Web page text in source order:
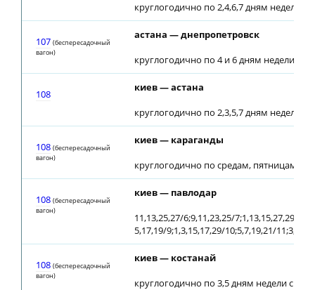
круглогодично по 2,4,6,7 дням недели
107 (беспересадочный
вагон)
астана — днепропетровск
круглогодично по 4 и 6 дням недели
108
киев — астана
круглогодично по 2,3,5,7 дням недели
108 (беспересадочный
вагон)
киев — караганды
круглогодично по средам, пятницам с
108 (беспересадочный
вагон)
киев — павлодар
11,13,25,27/6;9,11,23,25/7;1,13,15,27,29/8;
5,17,19/9;1,3,15,17,29/10;5,7,19,21/
108 (беспересадочный
вагон)
киев — костанай
круглогодично по 3,5 дням недели с